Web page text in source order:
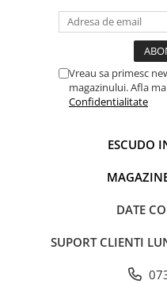
Vreau sa primesc
magazinului. Afla
Confidentialitate
ESCUDO
DATE
SUPORT CLIENTI